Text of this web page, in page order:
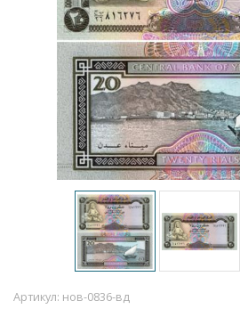
Артикул: нов-0836-вд